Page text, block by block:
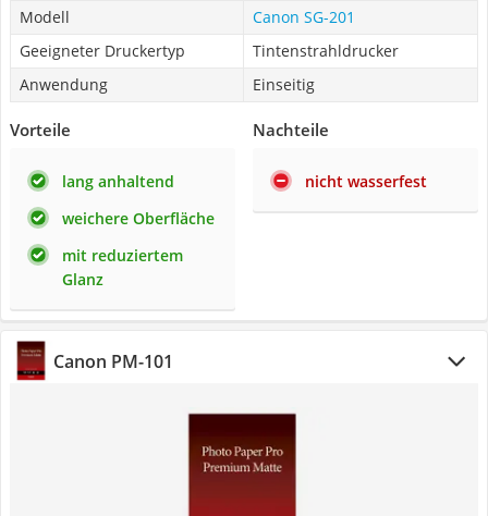
Modell
Canon SG-201
Geeigneter Druckertyp
Tintenstrahldrucker
Anwendung
Einseitig
Vorteile
lang anhaltend
weichere Oberfläche
mit reduziertem
Glanz
Nachteile
nicht wasserfest
Canon PM-101